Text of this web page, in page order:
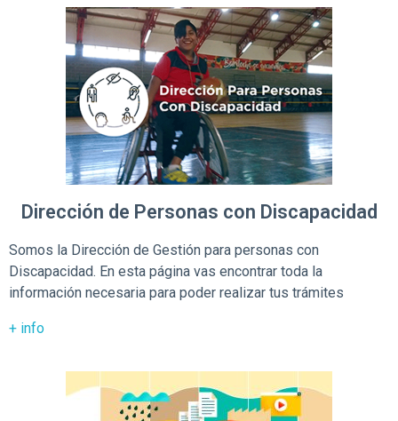
Dirección de Personas con Discapacidad
Somos la Dirección de Gestión para personas con
Discapacidad. En esta página vas encontrar toda la
información necesaria para poder realizar tus trámites
+ info